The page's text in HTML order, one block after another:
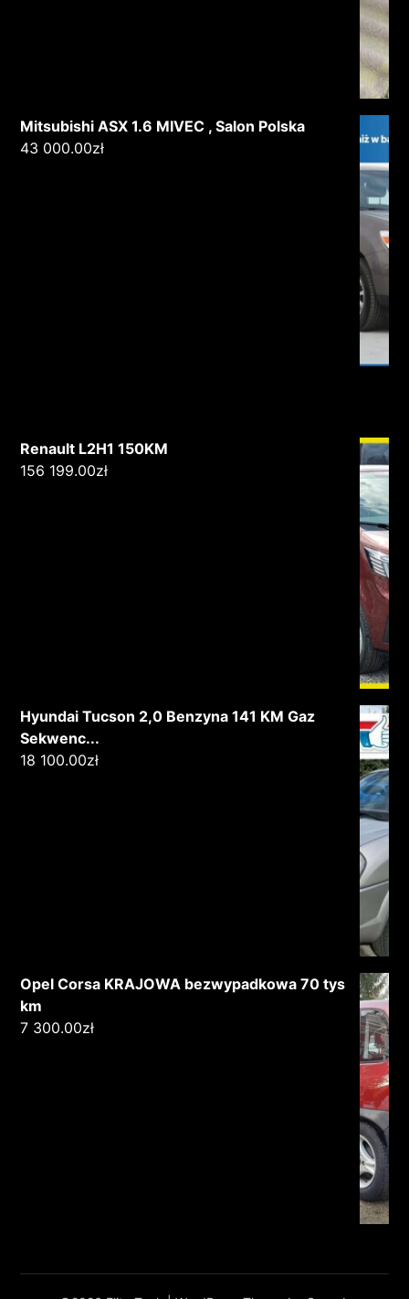
Mitsubishi ASX 1.6 MIVEC , Salon Polska
43 000.00zł
Renault L2H1 150KM
156 199.00zł
Hyundai Tucson 2,0 Benzyna 141 KM Gaz
Sekwenc...
18 100.00zł
Opel Corsa KRAJOWA bezwypadkowa 70 tys
km
7 300.00zł